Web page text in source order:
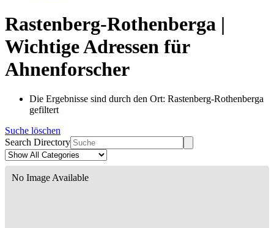
Rastenberg-Rothenberga |
Wichtige Adressen für
Ahnenforscher
Die Ergebnisse sind durch den Ort: Rastenberg-Rothenberga
gefiltert
Suche löschen
Search Directory
No Image Available